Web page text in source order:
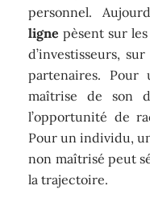
personnel.
ligne pèsent sur
d’investisseurs,
partenaires. Pour
maîtrise de son
l’opportunité de
Pour un individu,
non maîtrisé peut
la trajectoire.